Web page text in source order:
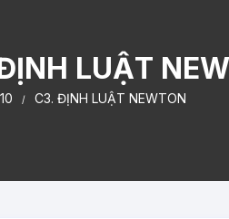
LUẬT
C3. ĐỊNH LUẬT NEWTON